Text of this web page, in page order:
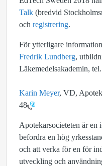
Talk (bredvid
och registrering.
För ytterligare
Fredrik Lundberg,
Läkemedelsakademin,
Karin Meyer, VD,
48
Apotekarsocieteten är en
befordra en hög
och att verka för en för
utveckling och